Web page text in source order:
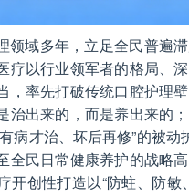
领域多年，立足全民普遍
疗以行业领军者的格局、
，率先打破传统口腔护理
治出来的，而是养出来的
病才治、坏后再修”的被动
全民日常健康养护的战略
开创性打造以“防蛀、防